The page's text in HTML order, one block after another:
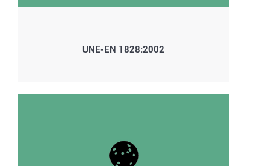
UNE-EN 1828:2002